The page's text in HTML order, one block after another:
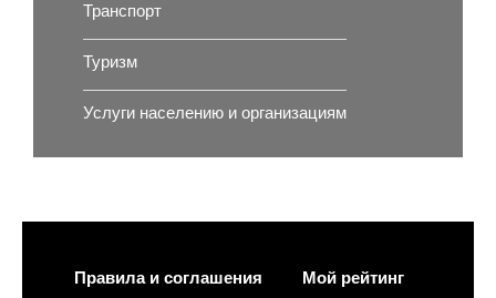
Транспорт
Туризм
Услуги населению и организациям
Правила и соглашения Мой рейтинг